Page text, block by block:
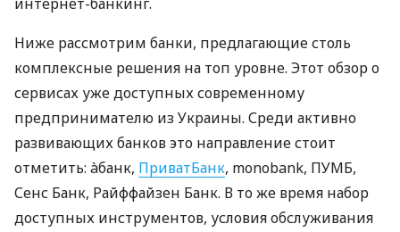
Ниже рассмотрим банки, предлагающие столь
комплексные решения на топ уровне. Этот обзор о
сервисах уже доступных современному
предпринимателю из Украины. Среди активно
развивающих банков это направление стоит
отметить: àбанк, ПриватБанк, monobank, ПУМБ,
Сенс Банк, Райффайзен Банк. В то же время набор
доступных инструментов, условия обслуживания